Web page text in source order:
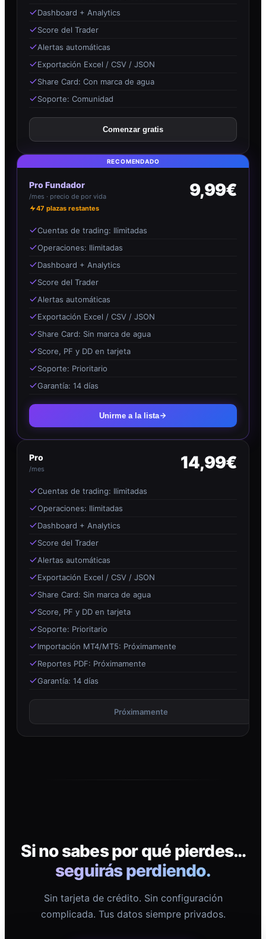
Dashboard + Analytics
Score del Trader
Alertas automáticas
Exportación Excel / CSV / JSON
Share Card: Con marca de agua
Soporte: Comunidad
Comenzar gratis
RECOMENDADO
Pro Fundador
/mes · precio de por vida
47 plazas restantes
9,99€
Cuentas de trading: Ilimitadas
Operaciones: Ilimitadas
Dashboard + Analytics
Score del Trader
Alertas automáticas
Exportación Excel / CSV / JSON
Share Card: Sin marca de agua
Score, PF y DD en tarjeta
Soporte: Prioritario
Garantía: 14 días
Unirme a la lista
Pro
/mes 14,99€
Cuentas de trading: Ilimitadas
Operaciones: Ilimitadas
Dashboard + Analytics
Score del Trader
Alertas automáticas
Exportación Excel / CSV / JSON
Share Card: Sin marca de agua
Score, PF y DD en tarjeta
Soporte: Prioritario
Importación MT4/MT5: Próximamente
Reportes PDF: Próximamente
Garantía: 14 días
Próximamente
Si no sabes por qué pierdes…
seguirás perdiendo.
Sin tarjeta de crédito. Sin configuración
complicada. Tus datos siempre privados.